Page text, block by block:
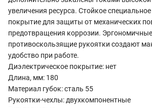
увеличения ресурса. Стойкое
покрытие для защиты от механических
предотвращения коррозии.
противоскользящие рукоятки создают
удобство при работе.
Диэлектрическое покрытие: нет
Длина, мм: 180
Материал губок: cталь 55
Рукоятки-чехлы: двухкомпонентные